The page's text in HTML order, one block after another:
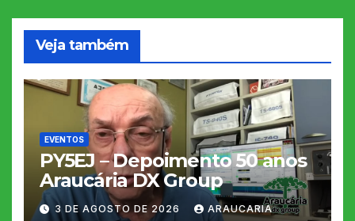
Veja também
EVENTOS
PY5EJ – Depoimento 50 anos
Araucária DX Group
3 DE AGOSTO DE 2026 ARAUCARIA